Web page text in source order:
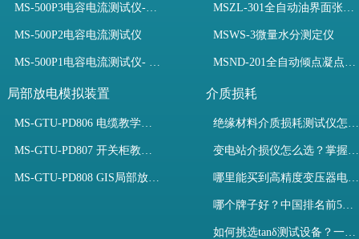
MS-500P3电容电流测试仪-3PT、两种4PT、1PT连接方式
MS-500P2电容电流测试仪
MS-500P1电容电流测试仪- 支持3PT、4PT、1PT
MSZL-301全自动油界面张力仪
MSWS-3微量水分测定仪
MSND-201全自动倾点凝点测试仪
局部放电模拟装置
MS-GTU-PD806 电缆教学用局部放电模拟装置
MS-GTU-PD807 开关柜教学用局部放电模拟装置
MS-GTU-PD808 GIS局部放电模拟系统
介质损耗
绝缘材料介质损耗测试仪怎么选？看木森电气B端定制如何升级测试效率
变电站介损仪怎么选？掌握采购要点-木森电气
哪里能买到高精度变压器电容量及介损测试仪？快速解决选型难题
哪个牌子好？中国排名前5介质损耗测试仪选型对比快速解决测量难题
如何挑选tanδ测试设备？一文掌握高压介质损耗测试仪采购核心